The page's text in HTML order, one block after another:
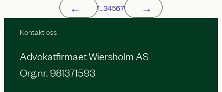
← 1 34567 →
Kontakt oss
Advokatfirmaet Wiersholm AS
Org.nr. 981371593